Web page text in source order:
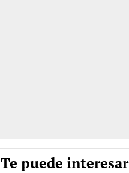
Te puede interesar